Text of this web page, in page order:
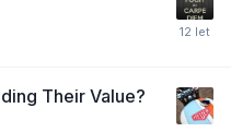
Their Value?